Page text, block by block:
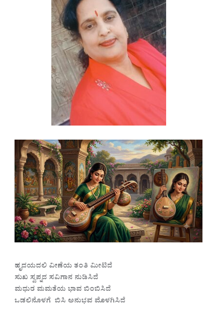
ಹೃದಯದಲಿ ವೀಣೆಯ ತಂತಿ ಮೀಟಿದೆ
ಸುಖ ಸ್ವಪ್ನದ ಸವಿಗಾನ ನುಡಿಸಿದೆ
ಮಧುರ ಮಮತೆಯ ಭಾವ ಬಿಂಬಿಸಿದೆ
ಒಡಲಿನೊಳಗೆ ಬಿಸಿ ಅನುಭವ ಮೊಳಗಿಸಿದೆ